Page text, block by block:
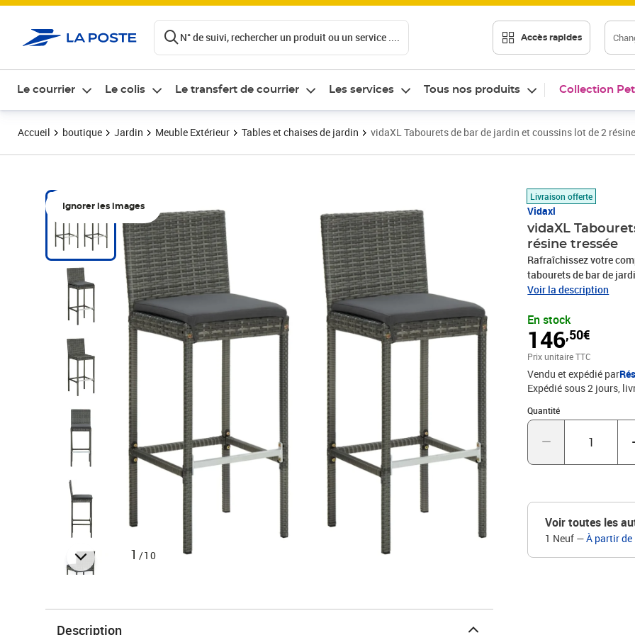
N° de suivi, rechercher un produit ou un service .... Accès rapides
Le courrier Le colis Le transfert de courrier Les services Tous nos produits Collection
Accueil boutique Jardin Meuble Extérieur Tables et chaises de jardin vidaXL Tabourets de bar de jardin et coussins lot de 2
Ignorer les images
1 /10
Livraison offerte
Vidaxl
vidaXL
résine tressée
Rafraîchissez votre
tabourets de bar de
moderne et
stable et durable. Le
éclair facile à retirer
détente.Couleur :
enduit de poudre, tissu
H)Hauteur du siège à
x P x é)Résistance aux
tabouret de bar2 x
Voir la description
En stock
146,50€
Prix 146,50€
Prix unitaire TTC
Vendu et expédié par
Expédié sous 2 jours
Quantité
Quantité : 1
Voir toutes les
1 Neuf —À partir de
Description